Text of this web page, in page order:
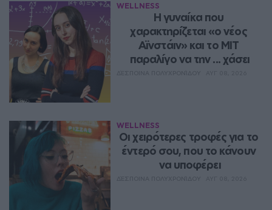
WELLNESS
Η γυναίκα που
χαρακτηρίζεται «ο νέος
Αϊνστάιν» και το MIT
παραλίγο να την ... χάσει
WELLNESS
Οι χειρότερες τροφές για το
έντερό σου, που το κάνουν
να υποφέρει